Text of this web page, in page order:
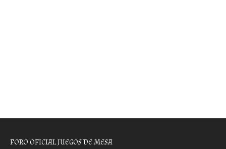
FORO OFICIAL JUEGOS DE MESA